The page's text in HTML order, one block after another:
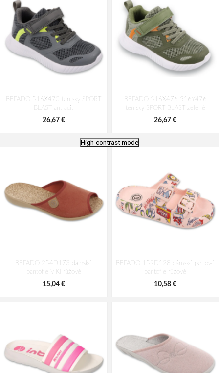
BEFADO 516X470 tenisky SPORT
BLAST antracit
26,67 €
BEFADO 516X476 516Y476
tenisky SPORT BLAST zelené
26,67 €
DOT růžové
25,91 €
ZIGZAK růžové
27,97 €
High-contrast mode
BEFADO 254D173 dámské
pantofle VIKI růžové
15,04 €
BEFADO 159D128 dámské pěnové
pantofle růžové
10,58 €